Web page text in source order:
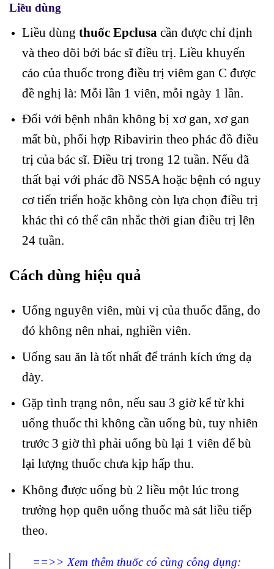
Liều dùng
Liều dùng thuốc Epclusa cần được chỉ định
và theo dõi bởi bác sĩ điều trị. Liều khuyến
cáo của thuốc trong điều trị viêm gan C được
đề nghị là: Mỗi lần 1 viên, mỗi ngày 1 lần.
Đối với bệnh nhân không bị xơ gan, xơ gan
mất bù, phối hợp Ribavirin theo phác đồ điều
trị của bác sĩ. Điều trị trong 12 tuần. Nếu đã
thất bại với phác đồ NS5A hoặc bệnh có nguy
cơ tiến triển hoặc không còn lựa chọn điều trị
khác thì có thể cân nhắc thời gian điều trị lên
24 tuần.
Cách dùng hiệu quả
Uống nguyên viên, mùi vị của thuốc đắng, do
đó không nên nhai, nghiền viên.
Uống sau ăn là tốt nhất để tránh kích ứng dạ
dày.
Gặp tình trạng nôn, nếu sau 3 giờ kể từ khi
uống thuốc thì không cần uống bù, tuy nhiên
trước 3 giờ thì phải uống bù lại 1 viên để bù
lại lượng thuốc chưa kịp hấp thu.
Không được uống bù 2 liều một lúc trong
trưởng họp quên uống thuốc mà sát liều tiếp
theo.
==>> Xem thêm thuốc có cùng công dụng: